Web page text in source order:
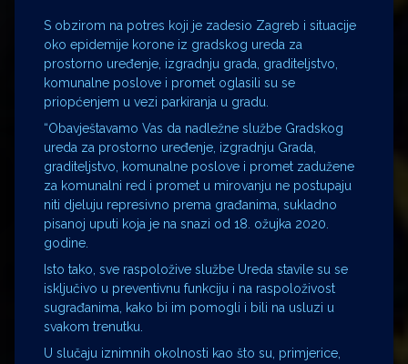
S obzirom na potres koji je zadesio Zagreb i situacije
oko epidemije korone iz gradskog ureda za
prostorno uređenje, izgradnju grada, graditeljstvo,
komunalne poslove i promet oglasili su se
priopćenjem u vezi parkiranja u gradu.
“Obavještavamo Vas da nadležne službe Gradskog
ureda za prostorno uređenje, izgradnju Grada,
graditeljstvo, komunalne poslove i promet zadužene
za komunalni red i promet u mirovanju ne postupaju
niti djeluju represivno prema građanima, sukladno
pisanoj uputi koja je na snazi od 18. ožujka 2020.
godine.
Isto tako, sve raspoložive službe Ureda stavile su se
isključivo u preventivnu funkciju i na raspoloživost
sugrađanima, kako bi im pomogli i bili na usluzi u
svakom trenutku.
U slučaju iznimnih okolnosti kao što su, primjerice,